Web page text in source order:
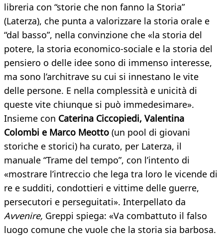
libreria con “storie che non fanno la Storia”
(Laterza), che punta a valorizzare la storia orale e
“dal basso”, nella convinzione che «la storia del
potere, la storia economico-sociale e la storia del
pensiero o delle idee sono di immenso interesse,
ma sono l’architrave su cui si innestano le vite
delle persone. E nella complessità e unicità di
queste vite chiunque si può immedesimare».
Insieme con Caterina Ciccopiedi, Valentina
Colombi e Marco Meotto (un pool di giovani
storiche e storici) ha curato, per Laterza, il
manuale “Trame del tempo”, con l’intento di
«mostrare l’intreccio che lega tra loro le vicende di
re e sudditi, condottieri e vittime delle guerre,
persecutori e perseguitati». Interpellato da
Avvenire, Greppi spiega: «Va combattuto il falso
luogo comune che vuole che la storia sia barbosa.